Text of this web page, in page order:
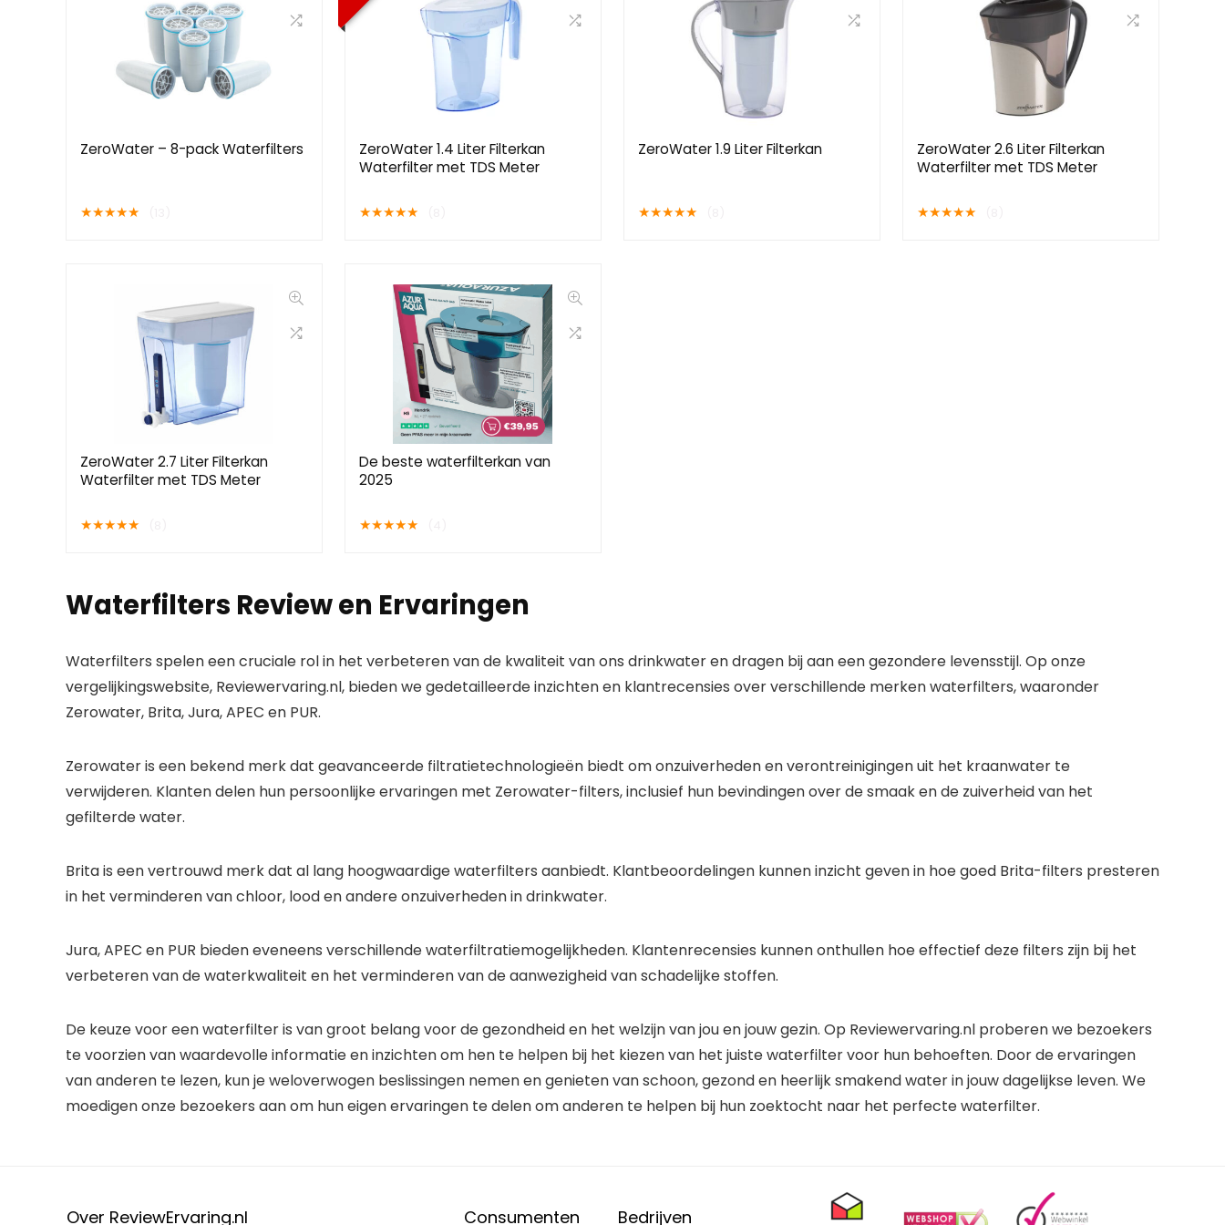
ZeroWater – 8-pack Waterfilters
★★★★★
ZeroWater 1.4 Liter Filterkan
Waterfilter met TDS Meter
★★★★★
ZeroWater 1.9 Liter Filterkan
★★★★★
ZeroWater 2.6 Liter Filterkan
Waterfilter met TDS Meter
★★★★★
ZeroWater 2.7 Liter Filterkan
Waterfilter met TDS Meter
★★★★★
De beste waterfilterkan van
2025
★★★★★
Waterfilters Review en Ervaringen
Waterfilters spelen een cruciale rol in het verbeteren van de kwaliteit van ons drinkwater en dragen bij aan een gezondere levensstijl. Op onze
vergelijkingswebsite, Reviewervaring.nl, bieden we gedetailleerde inzichten en klantrecensies over verschillende merken waterfilters, waaronder
Zerowater, Brita, Jura, APEC en PUR.
Zerowater is een bekend merk dat geavanceerde filtratietechnologieën biedt om onzuiverheden en verontreinigingen uit het kraanwater te
verwijderen. Klanten delen hun persoonlijke ervaringen met Zerowater-filters, inclusief hun bevindingen over de smaak en de zuiverheid van het
gefilterde water.
Brita is een vertrouwd merk dat al lang hoogwaardige waterfilters aanbiedt. Klantbeoordelingen kunnen inzicht geven in hoe goed Brita-filters presteren
in het verminderen van chloor, lood en andere onzuiverheden in drinkwater.
Jura, APEC en PUR bieden eveneens verschillende waterfiltratiemogelijkheden. Klantenrecensies kunnen onthullen hoe effectief deze filters zijn bij het
verbeteren van de waterkwaliteit en het verminderen van de aanwezigheid van schadelijke stoffen.
De keuze voor een waterfilter is van groot belang voor de gezondheid en het welzijn van jou en jouw gezin. Op Reviewervaring.nl proberen we bezoekers
te voorzien van waardevolle informatie en inzichten om hen te helpen bij het kiezen van het juiste waterfilter voor hun behoeften. Door de ervaringen
van anderen te lezen, kun je weloverwogen beslissingen nemen en genieten van schoon, gezond en heerlijk smakend water in jouw dagelijkse leven. We
moedigen onze bezoekers aan om hun eigen ervaringen te delen om anderen te helpen bij hun zoektocht naar het perfecte waterfilter.
Over ReviewErvaring.nl Consumenten Bedrijven